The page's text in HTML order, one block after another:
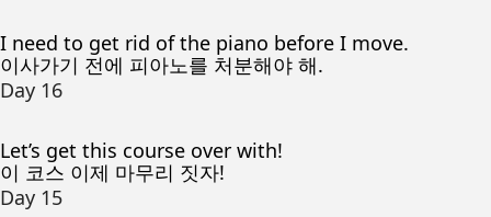
I need to get rid of the piano before I move.
이사가기 전에 피아노를 처분해야 해.
Day 16
Let’s get this course over with!
이 코스 이제 마무리 짓자!
Day 15